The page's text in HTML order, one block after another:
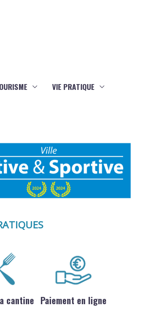
VIE PRATIQUE
cantine Paiement en ligne